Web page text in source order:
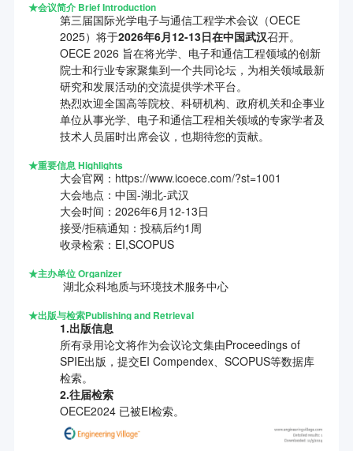
★会议简介 Brief Introduction
第三届国际光学电子与通信工程学术会议（OECE
2025）将于2026年6月12-13日在中国武汉召开。
OECE 2026 旨在将光学、电子和通信工程领域的创新
院士和行业专家聚集到一个共同论坛，为相关领域最新
研究和发展活动的交流提供学术平台。
热烈欢迎全国高等院校、科研机构、政府机关和企事业
单位从事光学、电子和通信工程相关领域的专家学者及
技术人员届时出席会议，也期待您的贡献。
★重要信息Highlights
大会官网： https://www.icoece.com/?st=1001
大会地点：中国-湖北-武汉
大会时间：2026年6月12-13日
接受/拒稿通知：投稿后约1周
收录检索：EI,SCOPUS
★主办单位 Organizer
湖北众科地质与环境技术服务中心
★出版与检索Publishing and Retrieval
1.出版信息
所有录用论文将作为会议论文集由Proceedings of
SPIE出版，提交EI Compendex、SCOPUS等数据库
检索。
2.往届检索
OECE2024 已被EI检索。